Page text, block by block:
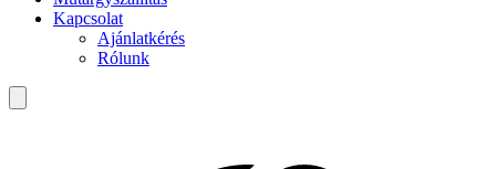
Kapcsolat
Ajánlatkérés
Rólunk